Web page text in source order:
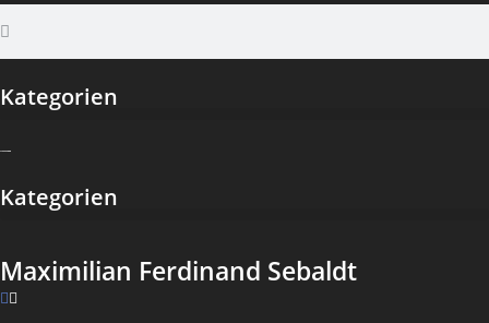
Kategorien
Kategorien
Maximilian Ferdinand Sebaldt